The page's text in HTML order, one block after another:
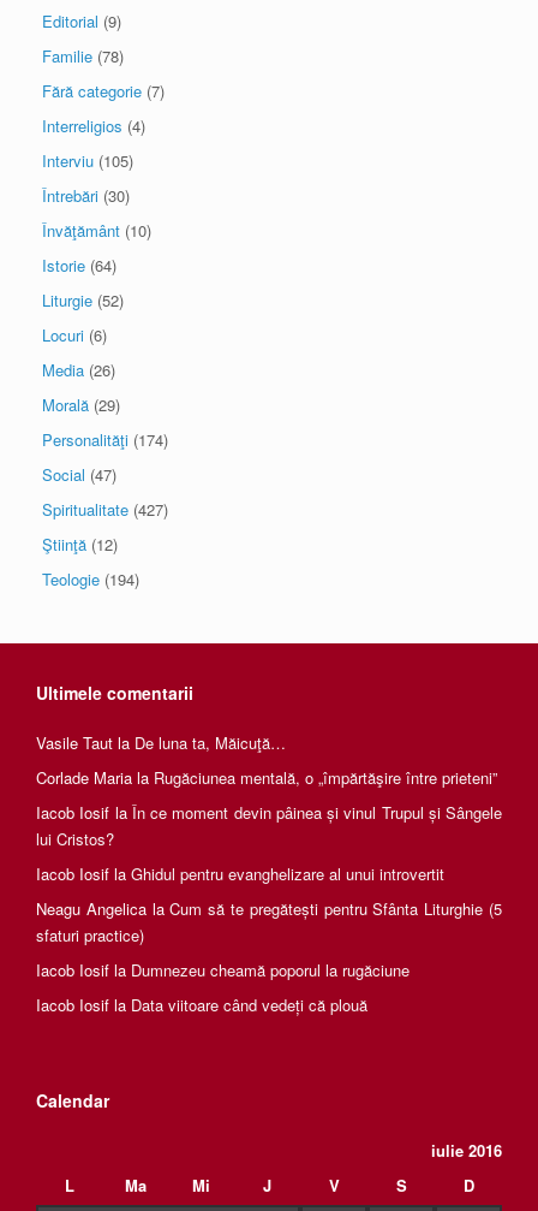
Editorial (9)
Familie (78)
Fără categorie (7)
Interreligios (4)
Interviu (105)
Întrebări (30)
Învăţământ (10)
Istorie (64)
Liturgie (52)
Locuri (6)
Media (26)
Morală (29)
Personalităţi (174)
Social (47)
Spiritualitate (427)
Ştiinţă (12)
Teologie (194)
Ultimele comentarii
Vasile Taut la De luna ta, Măicuţă…
Corlade Maria la Rugăciunea mentală, o „împărtăşire între prieteni”
Iacob Iosif la În ce moment devin pâinea și vinul Trupul și Sângele
lui Cristos?
Iacob Iosif la Ghidul pentru evanghelizare al unui introvertit
Neagu AngelicalaCum să te pregătești pentru Sfânta Liturghie (5
sfaturi practice)
Iacob Iosif la Dumnezeu cheamă poporul la rugăciune
Iacob Iosif la Data viitoare când vedeți că plouă
Calendar
iulie 2016
L
Ma Mi J V S
D